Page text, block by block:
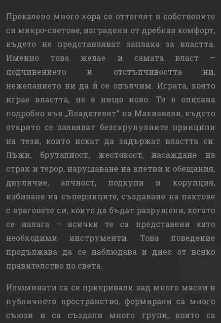
Прекалено много хора се оттеглят в собствените
си микро-светове, изградени от дребнав комфорт,
където не представляват заплаха за властта.
Именно това желае и самата власт –
подчинението и отстъпчивостта ни,
нежеланието ни да й се опълчим. Играта, която
играе властта, не е нищо ново. Тя е описана
подробно във „Владетелят“ на Макиавели, където
открито се заявяват безскрупулните принципи
на тези, които искат да задържат властта си.
Лъжи, бруталност, жестокост, насаждане на
страх и терор, нарушаване на клетви и обещания,
двуличие, алчност, подкупи и корупция,
избиване на съперниците, създаване на пактове
с враговете си, които да бъдат разрушени, когато
се налага – всички те са представени като
необходими инструменти. Това поведение
продължава да се наблюдава и днес от всяко
правителство по света.
Илюминати са се прикривали зад много маски в
публичното пространство, формирали са много
съюзи и са създали много групи, които са